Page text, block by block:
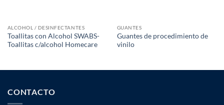
ALCOHOL / DESINFECTANTES
Toallitas con Alcohol SWABS-
Toallitas c/alcohol Homecare
GUANTES
Guantes de procedimiento de
vinilo
CONTACTO